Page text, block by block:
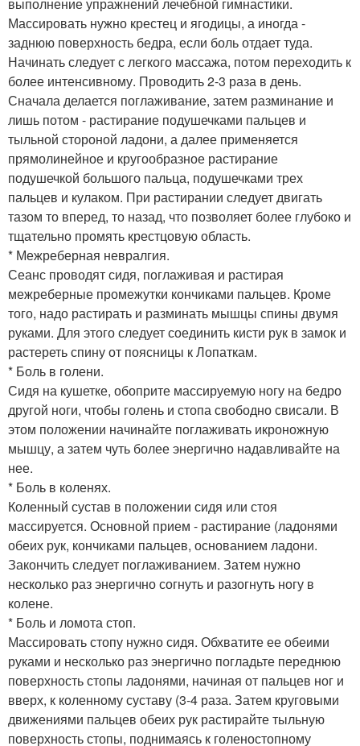
Массировать нужно крестец и ягодицы, а иногда -
заднюю поверхность бедра, если боль отдает туда.
Начинать следует с легкого массажа, потом переходить к
более интенсивному. Проводить 2-3 раза в день.
Сначала делается поглаживание, затем разминание и
лишь потом - растирание подушечками пальцев и
тыльной стороной ладони, а далее применяется
прямолинейное и кругообразное растирание
подушечкой большого пальца, подушечками трех
пальцев и кулаком. При растирании следует двигать
тазом то вперед, то назад, что позволяет более глубоко и
тщательно промять крестцовую область.
* Межреберная невралгия.
Сеанс проводят сидя, поглаживая и растирая
межреберные промежутки кончиками пальцев. Кроме
того, надо растирать и разминать мышцы спины двумя
руками. Для этого следует соединить кисти рук в замок и
растереть спину от поясницы к Лопаткам.
* Боль в голени.
Сидя на кушетке, обоприте массируемую ногу на бедро
другой ноги, чтобы голень и стопа свободно свисали. В
этом положении начинайте поглаживать икроножную
мышцу, а затем чуть более энергично надавливайте на
нее.
* Боль в коленях.
Коленный сустав в положении сидя или стоя
массируется. Основной прием - растирание (ладонями
обеих рук, кончиками пальцев, основанием ладони.
Закончить следует поглаживанием. Затем нужно
несколько раз энергично согнуть и разогнуть ногу в
колене.
* Боль и ломота стоп.
Массировать стопу нужно сидя. Обхватите ее обеими
руками и несколько раз энергично погладьте переднюю
поверхность стопы ладонями, начиная от пальцев ног и
вверх, к коленному суставу (3-4 раза. Затем круговыми
движениями пальцев обеих рук растирайте тыльную
поверхность стопы, поднимаясь к голеностопному